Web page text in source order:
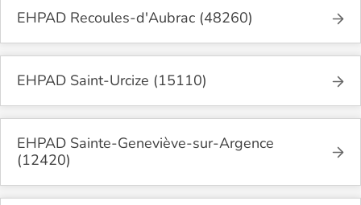
EHPAD Recoules-d'Aubrac (48260)
EHPAD Saint-Urcize (15110)
EHPAD Sainte-Geneviève-sur-Argence
(12420)